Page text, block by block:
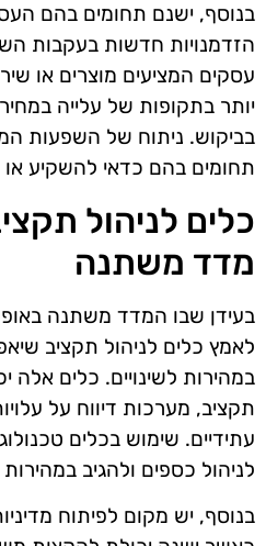
בנוסף, ישנם תחומים בהם
הזדמנויות חדשות בעקבות
עסקים המציעים מוצרים או
יותר בתקופות של עלייה
בביקוש. ניתוח של השפעות
תחומים בהם כדאי להשקיע
כלים לניהול
מדד משתנה
בעידן שבו המדד משתנה
לאמץ כלים לניהול תקציב
במהירות לשינויים. כלים אלה
תקציב, מערכות דיווח על
עתידיים. שימוש בכלים
לניהול כספים ולהגיב במהירות
בנוסף, יש מקום לפיתוח